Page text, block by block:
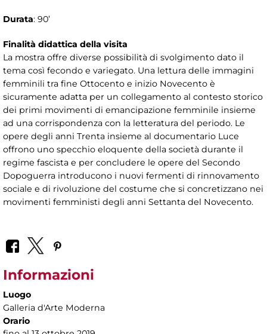
Durata: 90’
Finalità didattica della visita
La mostra offre diverse possibilità di svolgimento dato il
tema così fecondo e variegato. Una lettura delle immagini
femminili tra fine Ottocento e inizio Novecento è
sicuramente adatta per un collegamento al contesto storico
dei primi movimenti di emancipazione femminile insieme
ad una corrispondenza con la letteratura del periodo. Le
opere degli anni Trenta insieme al documentario Luce
offrono uno specchio eloquente della società durante il
regime fascista e per concludere le opere del Secondo
Dopoguerra introducono i nuovi fermenti di rinnovamento
sociale e di rivoluzione del costume che si concretizzano nei
movimenti femministi degli anni Settanta del Novecento.
Informazioni
Luogo
Galleria d'Arte Moderna
Orario